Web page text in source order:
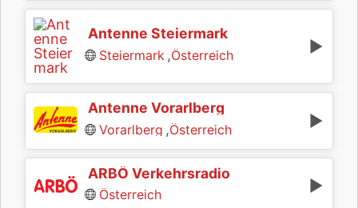
Antenne Steiermark
Steiermark ,Österreich
Antenne Vorarlberg
Vorarlberg ,Österreich
ARBÖ Verkehrsradio
Österreich